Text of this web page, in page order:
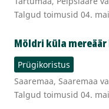
Talgud toimusid 04.
Möldri küla
Prügikoristus
Saaremaa, Saaremaa
Talgud toimusid 04.